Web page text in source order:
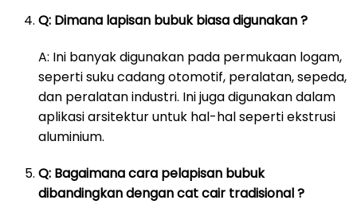
Q: Dimana lapisan bubuk biasa digunakan ?
A: Ini banyak digunakan pada permukaan logam,
seperti suku cadang otomotif, peralatan, sepeda,
dan peralatan industri. Ini juga digunakan dalam
aplikasi arsitektur untuk hal-hal seperti ekstrusi
aluminium.
Q: Bagaimana cara pelapisan bubuk
dibandingkan dengan cat cair tradisional ?